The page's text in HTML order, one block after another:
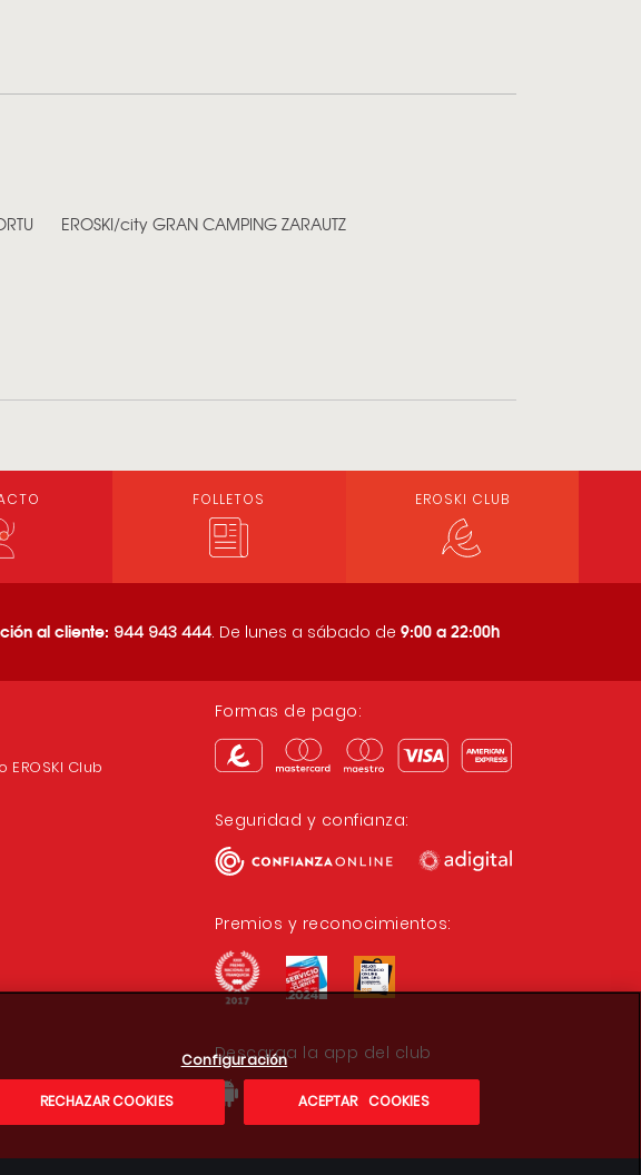
EROSKI/city GRAN CAMPING ZARAUTZ
FOLLETOS EROSKI CLUB
al cliente: 944 943 444. De lunes a sábado de 9:00 a 22:00h
Club
Formas de pago:
Seguridad y confianza:
Premios y reconocimientos:
Descarga la app del club
Configuración
RECHAZAR COOKIES ACEPTAR COOKIES